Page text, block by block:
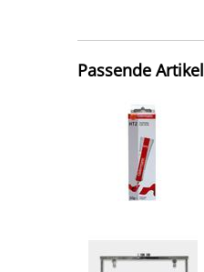
Passende Artikel